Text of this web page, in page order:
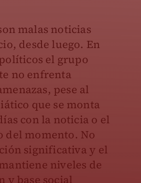
malas noticias
desde luego. En
el grupo
no enfrenta
pese al
que se monta
con la noticia o el
del momento. No
significativa y el
niveles de
y base social